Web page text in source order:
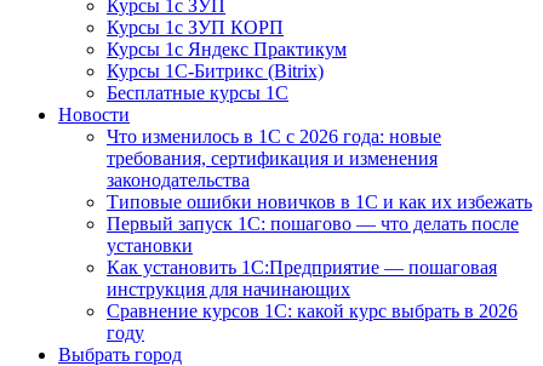
Курсы 1с ЗУП
Курсы 1с ЗУП КОРП
Курсы 1с Яндекс Практикум
Курсы 1С-Битрикс (Bitrix)
Бесплатные курсы 1С
Новости
Что изменилось в 1С с 2026 года: новые
требования, сертификация и изменения
законодательства
Типовые ошибки новичков в 1С и как их избежать
Первый запуск 1С: пошагово — что делать после
установки
Как установить 1С:Предприятие — пошаговая
инструкция для начинающих
Сравнение курсов 1С: какой курс выбрать в 2026
году
Выбрать город